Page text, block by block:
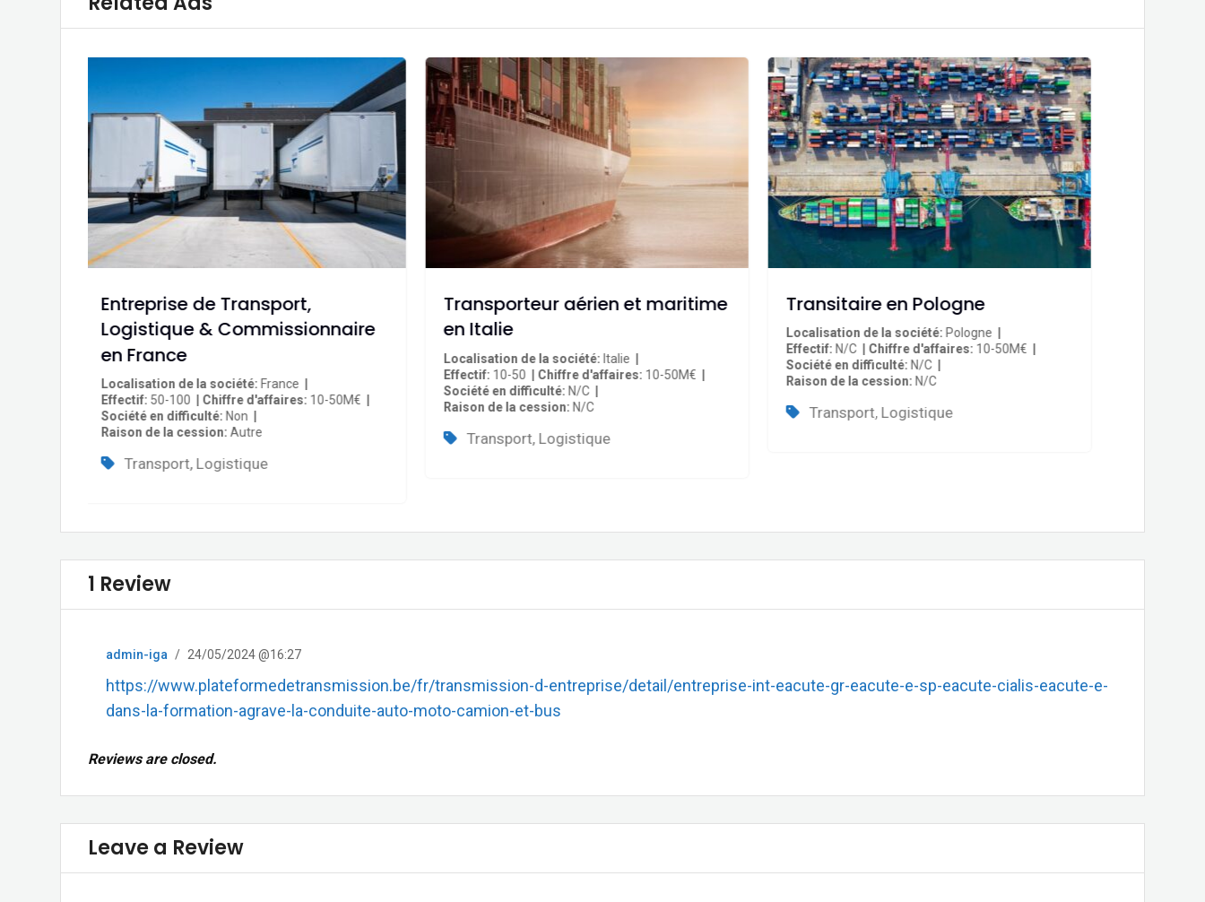
Entreprise de Transport,
Logistique & Commissionnaire
en France
Localisation de la société France
Effectif 50-100 Chiffre d'affaires 10-50M€
Société en difficulté Non
Raison de la cession Autre
Transport, Logistique
Transporteur aérien et maritime
en Italie
Localisation de la société Italie
Effectif 10-50 Chiffre d'affaires 10-50M€
Société en difficulté N/C
Raison de la cession N/C
Transport, Logistique
Transitaire en Pologne
Localisation de la société Pologne
Effectif N/C Chiffre d'affaires 10-50M€
Société en difficulté N/C
Raison de la cession N/C
Transport, Logistique
1 Review
admin-iga / 24/05/2024 @16:27
https://www.plateformedetransmission.be/fr/transmission-d-entreprise/detail/entreprise-int-eacute-gr-eacute-e-sp-eacute-cialis-eacute-e-
dans-la-formation-agrave-la-conduite-auto-moto-camion-et-bus
Reviews are closed.
Leave a Review